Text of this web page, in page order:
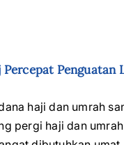
Percepat Penguatan
haji dan umrah
pergi haji dan